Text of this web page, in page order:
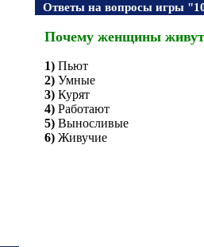
Ответы на вопросы игры
Почему женщины
1) Пьют
2) Умные
3) Курят
4) Работают
5) Выносливые
6) Живучие